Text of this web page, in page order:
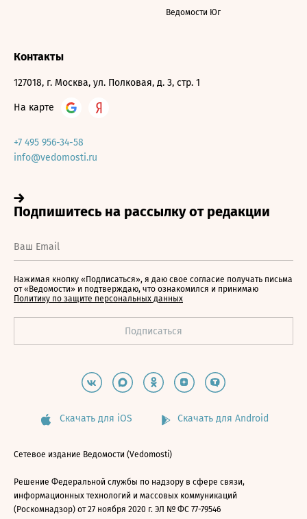
Ведомости Юг
Контакты
127018, г. Москва, ул. Полковая, д. 3, стр. 1
На карте
+7 495 956-34-58
info@vedomosti.ru
Нажимая кнопку «Подписаться», я даю свое согласие получать письма
от «Ведомости» и подтверждаю, что ознакомился и принимаю
Политику по защите персональных данных
Скачать для iOS Скачать для Android
Сетевое издание Ведомости (Vedomosti)
Решение Федеральной службы по надзору в сфере связи,
информационных технологий и массовых коммуникаций
(Роскомнадзор) от 27 ноября 2020 г. ЭЛ № ФС 77-79546